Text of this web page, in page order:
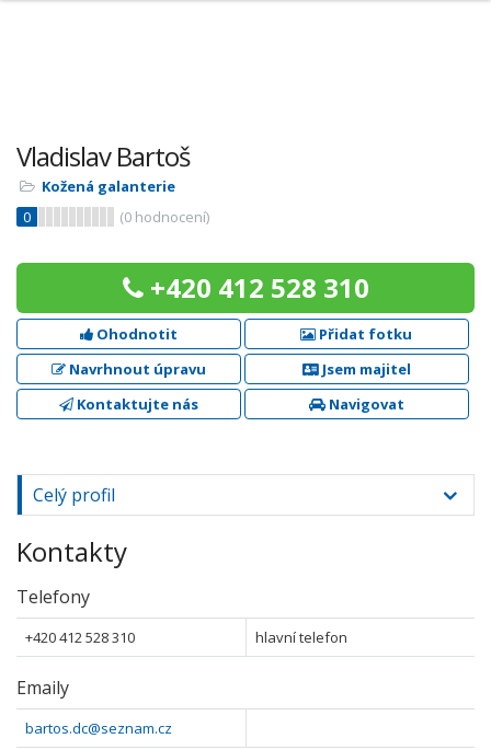
Vladislav Bartoš
Kožená galanterie
0
(0 hodnocení)
+420 412 528 310
Ohodnotit
Přidat fotku
Navrhnout úpravu
Jsem majitel
Kontaktujte nás
Navigovat
Celý profil
Kontakty
Telefony
+420 412 528 310 hlavní telefon
Emaily
bartos.dc@seznam.cz